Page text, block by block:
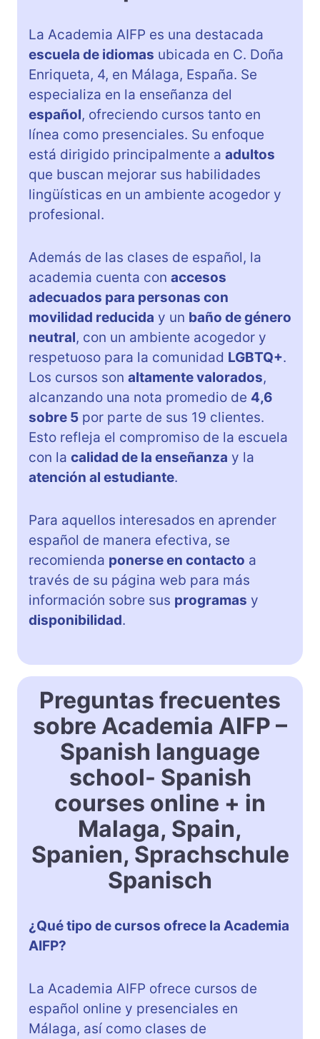
La Academia AIFP es una destacada
escuela de idiomas ubicada en C. Doña
Enriqueta, 4, en Málaga, España. Se
especializa en la enseñanza del
español, ofreciendo cursos tanto en
línea como presenciales. Su enfoque
está dirigido principalmente a adultos
que buscan mejorar sus habilidades
lingüísticas en un ambiente acogedor y
profesional.
Además de las clases de español, la
academia cuenta con accesos
adecuados para personas con
movilidad reducida y un baño de género
neutral, con un ambiente acogedor y
respetuoso para la comunidad LGBTQ+.
Los cursos son altamente valorados,
alcanzando una nota promedio de 4,6
sobre 5 por parte de sus 19 clientes.
Esto refleja el compromiso de la escuela
con la calidad de la enseñanza y la
atención al estudiante.
Para aquellos interesados en aprender
español de manera efectiva, se
recomienda ponerse en contacto a
través de su página web para más
información sobre sus programas y
disponibilidad.
Preguntas frecuentes
sobre Academia AIFP –
Spanish language
school- Spanish
courses online + in
Malaga, Spain,
Spanien, Sprachschule
Spanisch
¿Qué tipo de cursos ofrece la Academia
AIFP?
La Academia AIFP ofrece cursos de
español online y presenciales en
Málaga, así como clases de